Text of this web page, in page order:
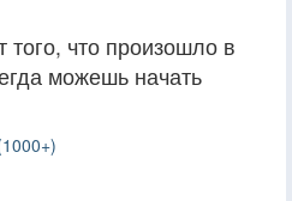
того, что произошло в
можешь начать